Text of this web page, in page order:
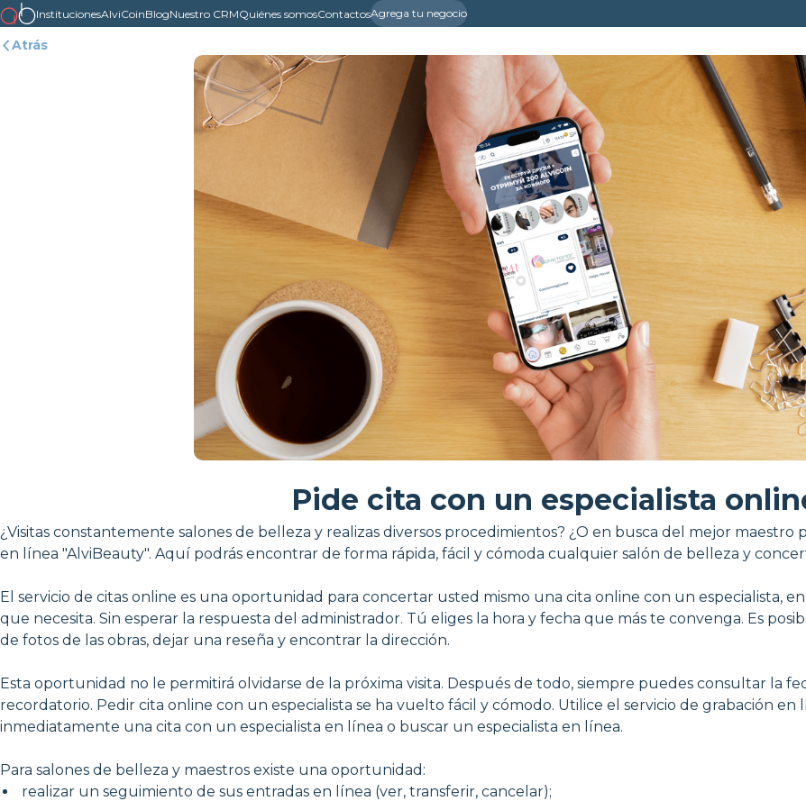
InstitucionesAlviCoinBlogNuestro CRMQuiénes somosContactosAgrega tu negocio
Atrás
Pide cita con un especialista
¿Visitas constantemente salones de belleza y realizas diversos procedimientos? ¿O en busca del mejor maestro
en línea "AlviBeauty". Aquí podrás encontrar de forma rápida, fácil y cómoda cualquier salón de belleza y
El servicio de citas online es una oportunidad para concertar usted mismo una cita online con un especialista,
que necesita. Sin esperar la respuesta del administrador. Tú eliges la hora y fecha que más te convenga. Es
de fotos de las obras, dejar una reseña y encontrar la dirección.
Esta oportunidad no le permitirá olvidarse de la próxima visita. Después de todo, siempre puedes consultar la
recordatorio. Pedir cita online con un especialista se ha vuelto fácil y cómodo. Utilice el servicio de grabación
inmediatamente una cita con un especialista en línea o buscar un especialista en línea.
Para salones de belleza y maestros existe una oportunidad:
realizar un seguimiento de sus entradas en línea (ver, transferir, cancelar);